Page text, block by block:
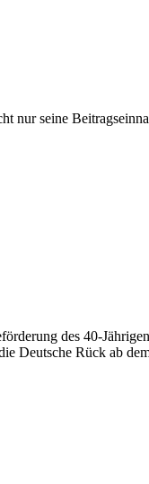
nur seine
des 40-
Deutsche Rück ab